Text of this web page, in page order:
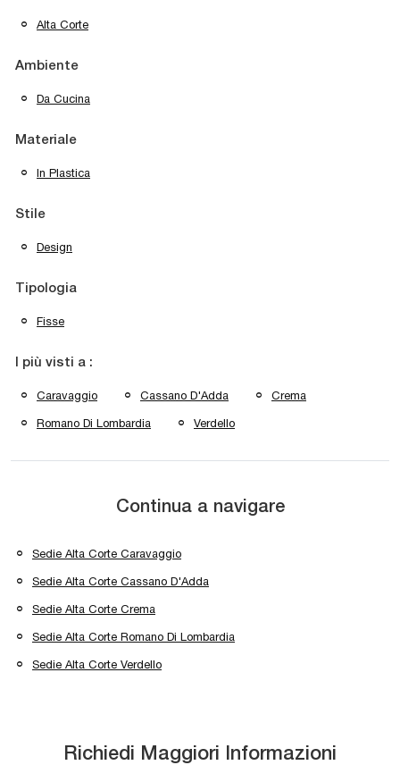
Alta Corte
Ambiente
Da Cucina
Materiale
In Plastica
Stile
Design
Tipologia
Fisse
I più visti a :
Caravaggio Cassano D'Adda Crema
Romano Di Lombardia Verdello
Continua a navigare
Sedie Alta Corte Caravaggio
Sedie Alta Corte Cassano D'Adda
Sedie Alta Corte Crema
Sedie Alta Corte Romano Di Lombardia
Sedie Alta Corte Verdello
Richiedi Maggiori Informazioni